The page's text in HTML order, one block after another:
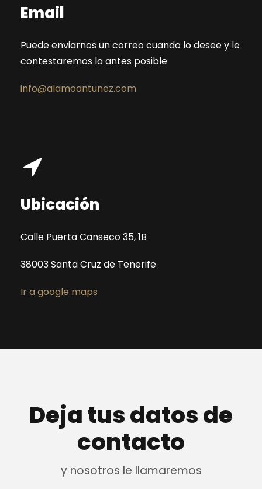
Email
Puede enviarnos un correo cuando lo desee y le
contestaremos lo antes posible
info@alamoantunez.com
Ubicación
Calle Puerta Canseco 35, 1B
38003 Santa Cruz de Tenerife
Ir a google maps
Deja tus datos de
contacto
y nosotros le llamaremos